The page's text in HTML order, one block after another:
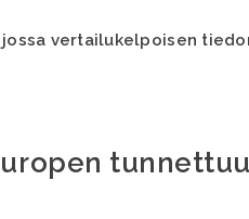
vertailukelpoisen